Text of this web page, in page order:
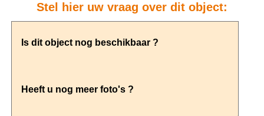
Stel hier uw vraag over dit object: